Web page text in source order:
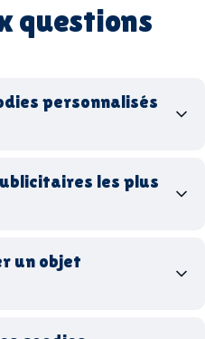
questions
personnalisés
les plus
tote bags publicitaires
un objet